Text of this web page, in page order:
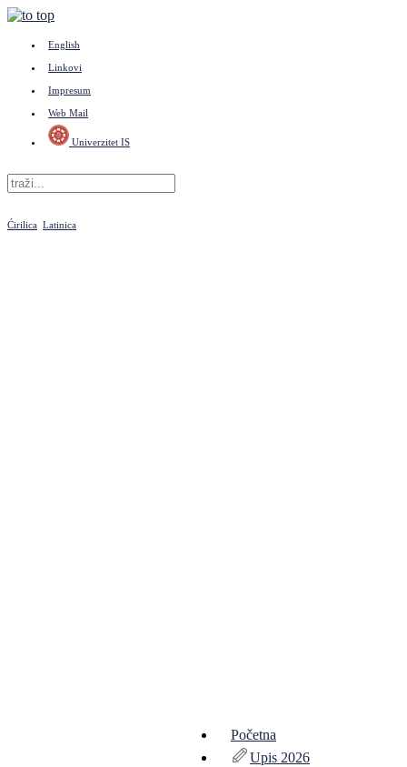
English
Linkovi
Impresum
Web Mail
Univerzitet IS
Ćirilica Latinica
Početna
Upis 2026